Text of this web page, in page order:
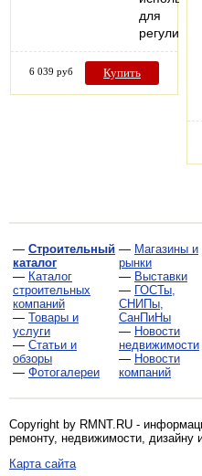
для
6 039 руб Купить
— Строительный
каталог
— Каталог
строительных
компаний
— Товары и
услуги
— Статьи и
обзоры
— Фотогалереи
— Магазины и
рынки
— Выставки
— ГОСТы,
СНИПы,
СанПиНы
— Новости
недвижимости
— Новости
компаний
Copyright by RMNT.RU -
ремонту, недвижимости, дизайну
Карта сайта